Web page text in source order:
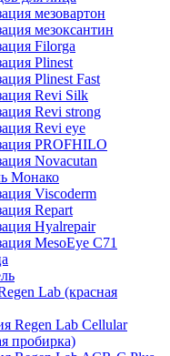
мезовартон
мезоксантин
Filorga
Plinest
Plinest Fast
Revi Silk
Revi strong
Revi eye
PROFHILO
Novacutan
Монако
Viscoderm
Repart
Hyalrepair
MesoEye C71
Lab (красная
Regen Lab Cellular
пробирка)